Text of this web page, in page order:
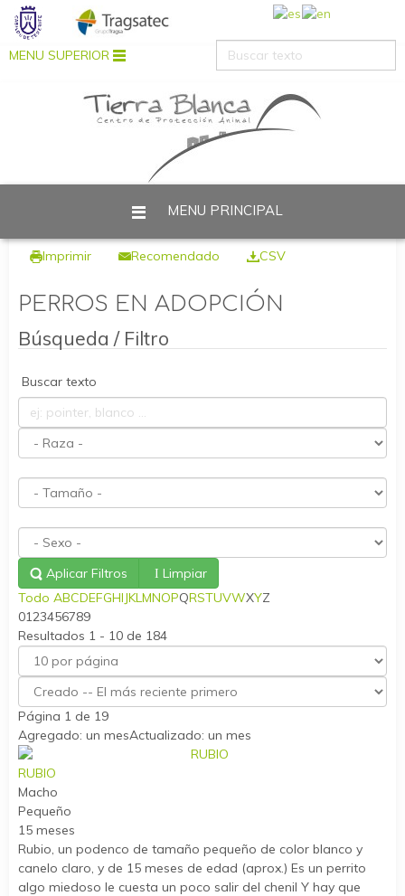
MENU SUPERIOR
MENU PRINCIPAL
Está aquí: Inicio Perros
Imprimir Recomendado CSV
PERROS EN ADOPCIÓN
Búsqueda / Filtro
Buscar texto
Aplicar Filtros
Limpiar
Todo ABCDEFGHIJKLMNOPQRSTUVWXYZ
0123456789
Resultados 1 - 10 de 184
Página 1 de 19
Agregado: un mesActualizado: un mes
RUBIO
Macho
Pequeño
15 meses
Rubio, un podenco de tamaño pequeño de color blanco y
canelo claro, y de 15 meses de edad (aprox.) Es un perrito
algo miedoso le cuesta un poco salir del chenil Y hay que